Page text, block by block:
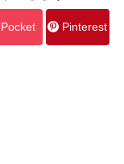
Pocket Pinterest